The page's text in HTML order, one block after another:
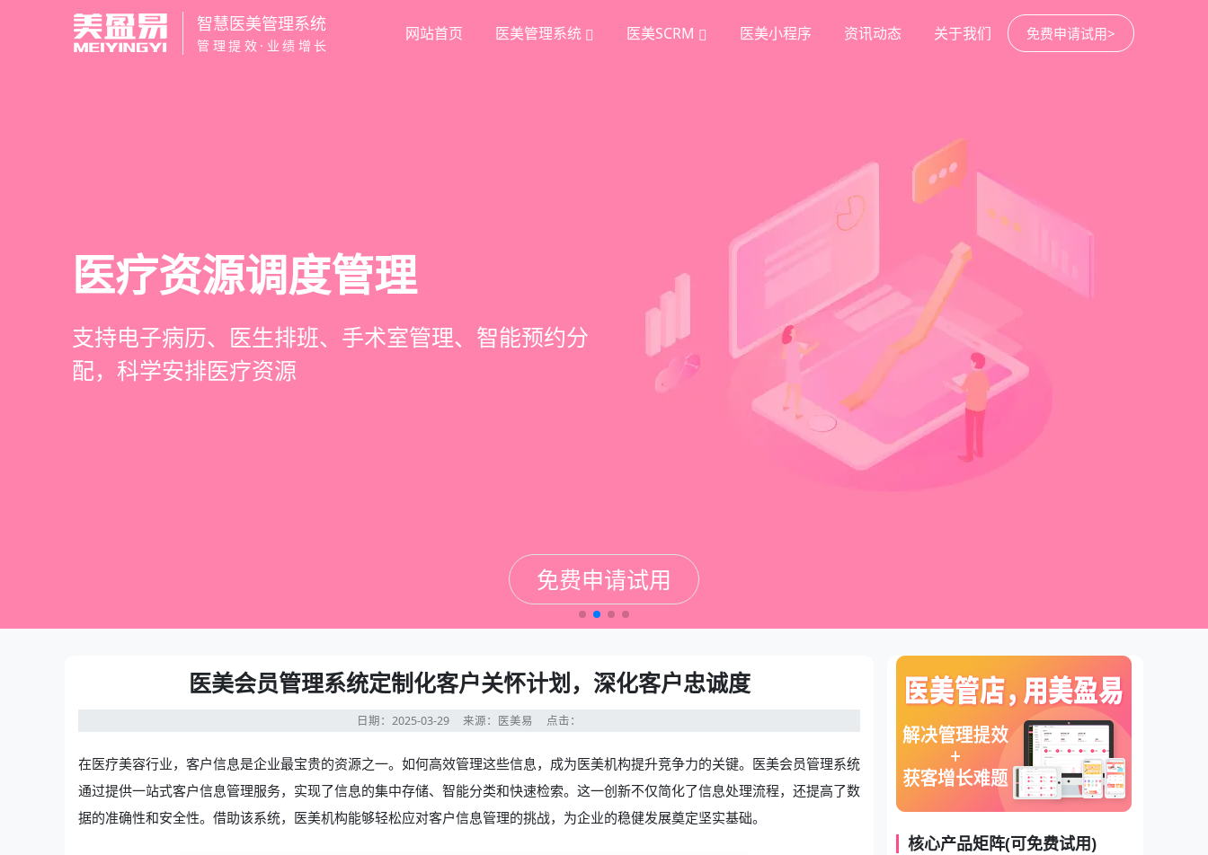
智慧医美管理系统
管理提效·业绩增长
免费申请试用>
网站首页 医美管理系统 医美SCRM 医美小程序 资讯动态 关于我们
智慧医美管理系统
一站式解决医美机构预约、咨询、手术安排、会员管
理、财务核算全流程管理
免费申请试用
医疗资源调度管理
支持电子病历、医生排班、手术室管理、智能预约分
配，科学安排医疗资源
免费申请试用
高净值客户价值挖掘
支持客户分级管理、消费轨迹追踪、个性化方案定
制、实现客户长期价值挖掘
免费申请试用
营销与私域运营
提供小程序商城、私域scrm、项目套餐、裂变分销多
种营销工具，助力获客与转化
免费申请试用
医美会员管理系统定制化客户关怀计划，深化客户忠诚度
日期：2025-03-29 来源：医美易 点击：
在医疗美容行业，客户信息是企业最宝贵的资源之一。如何高效管理这些信息，成为医美机构提升竞争力的关键。 医美会员管理系统
通过提供一站式客户信息管理服务，实现了信息的集中存储、智能分类和快速检索。这一创新不仅简化了信息处理流程，还提高了数
据的准确性和安全性。借助该系统，医美机构能够轻松应对客户信息管理的挑战，为企业的稳健发展奠定坚实基础。
核心产品矩阵(可免费试用)